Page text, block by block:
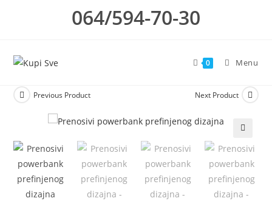
064/594-70-30
0 Menu
Previous Product Next Product
🔍